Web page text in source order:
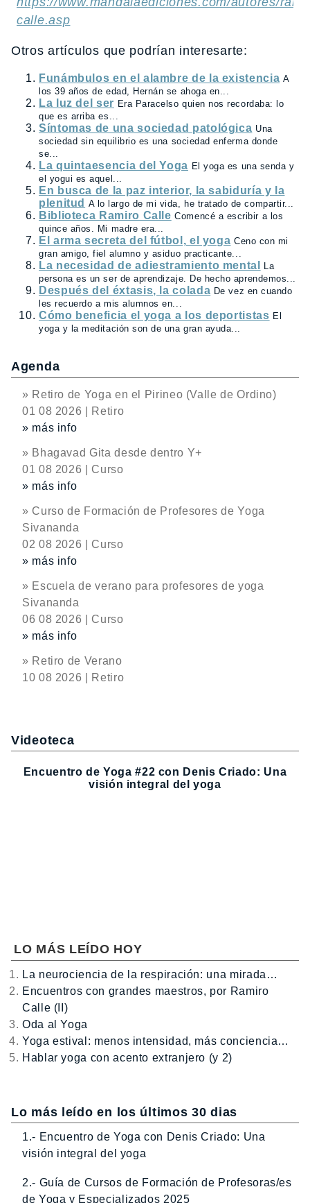
calle.asp
Otros artículos que podrían interesarte:
Funámbulos en el alambre de la existencia A
los 39 años de edad, Hernán se ahoga en...
La luz del ser Era Paracelso quien nos recordaba: lo
que es arriba es...
Síntomas de una sociedad patológica Una
sociedad sin equilibrio es una sociedad enferma donde
se...
La quintaesencia del Yoga El yoga es una senda y
el yogui es aquel...
En busca de la paz interior, la sabiduría y la
plenitud A lo largo de mi vida, he tratado de compartir...
Biblioteca Ramiro Calle Comencé a escribir a los
quince años. Mi madre era...
El arma secreta del fútbol, el yoga Ceno con mi
gran amigo, fiel alumno y asiduo practicante...
La necesidad de adiestramiento mental
La
persona es un ser de aprendizaje. De hecho aprendemos...
Después del éxtasis, la colada De vez en cuando
les recuerdo a mis alumnos en...
Cómo beneficia el yoga a los deportistas El
yoga y la meditación son de una gran ayuda...
Agenda
» Retiro de Yoga en el Pirineo (Valle de Ordino)
01 08 2026 | Retiro
» más info
» Bhagavad Gita desde dentro Y+
01 08 2026 | Curso
» más info
» Curso de Formación de Profesores de Yoga
Sivananda
02 08 2026 | Curso
» más info
» Escuela de verano para profesores de yoga
Sivananda
06 08 2026 | Curso
» más info
» Retiro de Verano
10 08 2026 | Retiro
Videoteca
Encuentro de Yoga #22 con Denis Criado: Una
visión integral del yoga
LO MÁS LEÍDO HOY
La neurociencia de la respiración: una mirada…
Encuentros con grandes maestros, por Ramiro
Calle (II)
Oda al Yoga
Yoga estival: menos intensidad, más conciencia…
Hablar yoga con acento extranjero (y 2)
Lo más leído en los últimos 30 dias
1.- Encuentro de Yoga con Denis Criado: Una
visión integral del yoga
2.- Guía de Cursos de Formación de Profesoras/es
de Yoga y Especializados 2025